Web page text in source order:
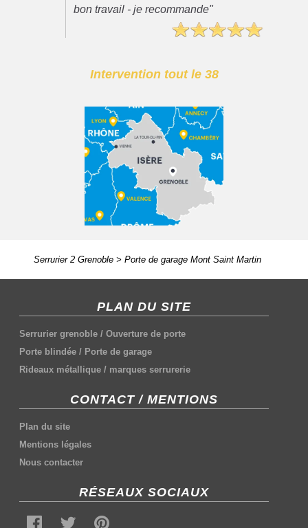
bon travail - je recommande"
Intervention tout le 38
Serrurier 2 Grenoble> Porte de garage Mont Saint Martin
PLAN DU SITE
Serrurier grenoble /Ouverture de porte
Porte blindée / Porte de garage
Rideaux métallique / marques serrurerie
CONTACT / MENTIONS
Plan du site
Mentions légales
Nous contacter
RÉSEAUX SOCIAUX